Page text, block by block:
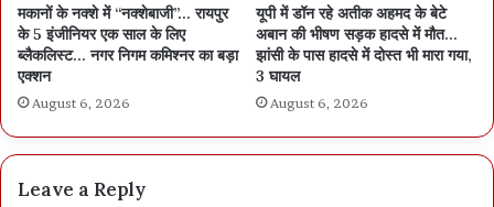
मकानों के नक्शे में “नक्शेबाजी”… रायपुर
के 5 इंजीनियर एक साल के लिए
ब्लैकलिस्ट… नगर निगम कमिश्नर का बड़ा
एक्शन
August 6, 2026
यूपी में डॉन रहे अतीक अहमद के बेटे
अबान की भीषण सड़क हादसे में मौत…
झांसी के पास हादसे में दोस्त भी मारा गया,
3 घायल
August 6, 2026
Leave a Reply